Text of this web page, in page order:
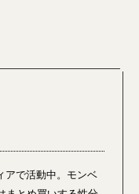
アで活動中。モンベ